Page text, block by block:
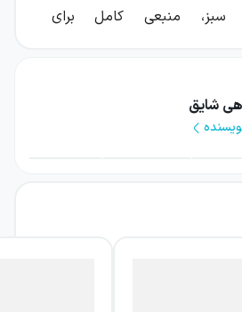
سبز، منبعی کامل برای
مجموعه شامل ۷۲۰ صفحه است و تمامی فصول
و دوازدهم را پوشش
به گونه‌ای است که جلد
شایق